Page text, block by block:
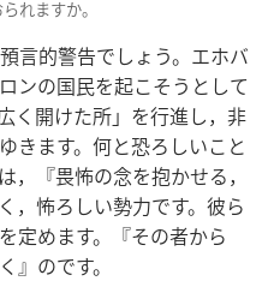
れますか。
言的警告でしょう。エホバ
ンの国民を起こそうとして
く開けた所」を行進し，非
きます。何と恐ろしいこと
，『畏怖の念を抱かせる，
，怖ろしい勢力です。彼ら
定めます。『その者から
』のです。